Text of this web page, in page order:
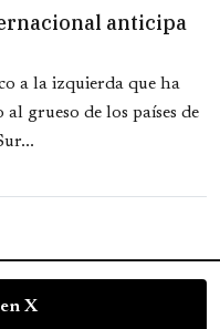
anticipa
a la izquierda que ha
grueso de los países de
X